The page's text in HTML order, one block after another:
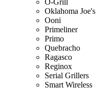
Oklahoma Joe's
Ooni
Primeliner
Primo
Quebracho
Ragasco
Reginox
Serial Grillers
Smart Wireless